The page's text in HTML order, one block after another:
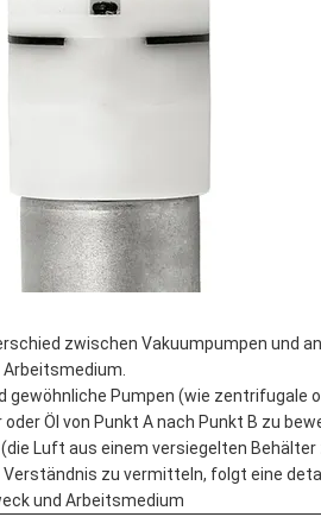
zwischen Vakuumpumpen und
gewöhnliche Pumpen (wie zentrifugale
Öl von Punkt A nach Punkt B zu
Luft aus einem versiegelten
zu vermitteln, folgt eine
und Arbeitsmedium